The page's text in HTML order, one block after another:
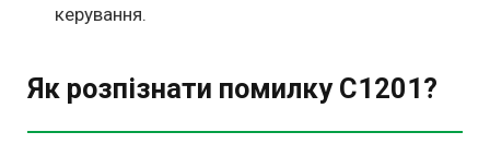
керування.
Як розпізнати помилку C1201?